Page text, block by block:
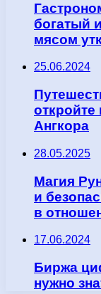
богатый
мясом
25.06.2024
Ангкора
28.05.2025
Магия
и
в
17.06.2024
Биржа
нужно